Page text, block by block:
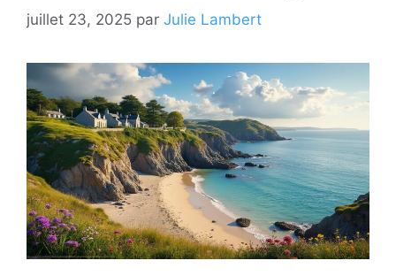
juillet 23, 2025 par Julie Lambert